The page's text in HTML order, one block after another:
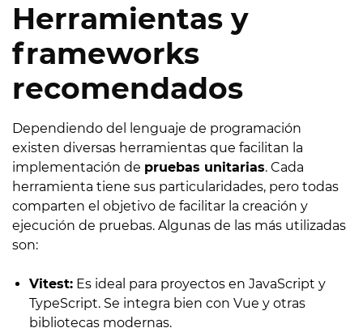
Herramientas y
frameworks
recomendados
Dependiendo del lenguaje de programación
existen diversas herramientas que facilitan la
implementación de pruebas unitarias. Cada
herramienta tiene sus particularidades, pero todas
comparten el objetivo de facilitar la creación y
ejecución de pruebas. Algunas de las más utilizadas
son:
Vitest:Es ideal para proyectos en JavaScript y
TypeScript. Se integra bien con Vue y otras
bibliotecas modernas.